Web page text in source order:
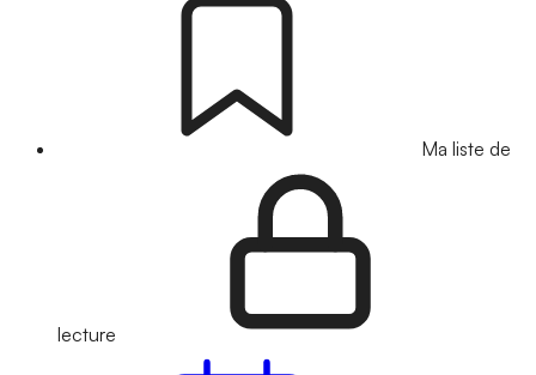
Ma liste de
lecture